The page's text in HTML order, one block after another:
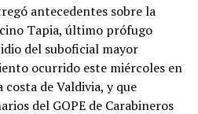
procedimiento también
Roberto Canio Quilaleo
en el abdomen. Su
y permanece fuera de
antecedentes sobre la
Tapia, último prófugo
del suboficial mayor
ocurrido este miércoles en
de Valdivia, y que
del GOPE de Carabineros